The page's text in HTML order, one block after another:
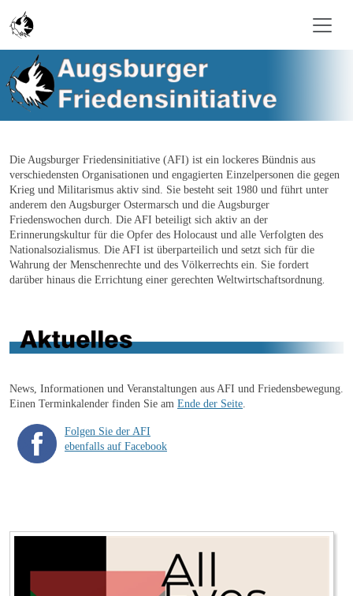
Skip to main content
Die Augsburger Friedensinitiative (AFI) ist ein lockeres Bündnis aus
verschiedensten Organisationen und engagierten Einzelpersonen die gegen
Krieg und Militarismus aktiv sind. Sie besteht seit 1980 und führt unter
anderem den Augsburger Ostermarsch und die Augsburger
Friedenswochen durch. Die AFI beteiligt sich aktiv an der
Erinnerungskultur für die Opfer des Holocaust und alle Verfolgten des
Nationalsozialismus. Die AFI ist überparteilich und setzt sich für die
Wahrung der Menschenrechte und des Völkerrechts ein. Sie fordert
darüber hinaus die Errichtung einer gerechten Weltwirtschaftsordnung.
News, Informationen und Veranstaltungen aus AFI und Friedensbewegung.
Einen Terminkalender finden Sie am Ende der Seite
Folgen Sie der AFI
ebenfalls auf Facebook